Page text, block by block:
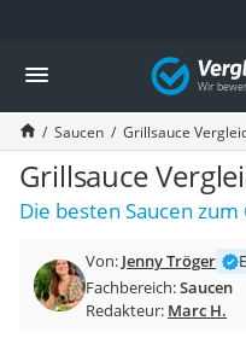
Die beliebtesten Vergleiche
Lebensmittel
Schwarzkümmelöl
Knäckebrot
Schwarzkümmelöl-Kapseln
Manukahonig
Eiklar
Balsamico-Essig
Schwarzkümmelöl bio
Vergleich
Saucen Grillsauce
Grillsauce
Die besten Saucen
Von: Jenny Tröger
Fachbereich:Saucen
Redakteur: Marc H.